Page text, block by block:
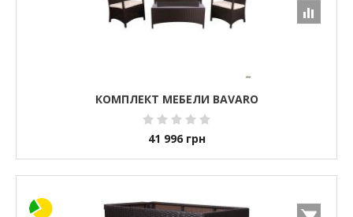
КОМПЛЕКТ МЕБЕЛИ BAVARO
41 996 грн